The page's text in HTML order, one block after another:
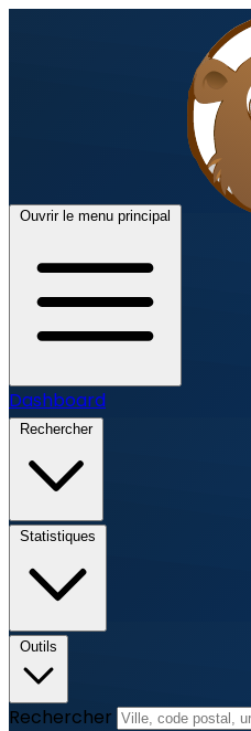
Ouvrir le menu principal
Dashboard
Rechercher
Statistiques
Outils
Rechercher